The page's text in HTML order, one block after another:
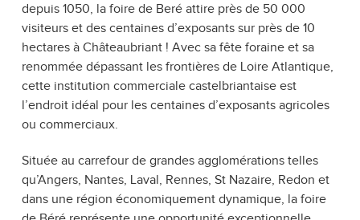
depuis 1050, la foire de Beré attire près de 50 000
visiteurs et des centaines d’exposants sur près de 10
hectares à Châteaubriant ! Avec sa fête foraine et sa
renommée dépassant les frontières de Loire Atlantique,
cette institution commerciale castelbriantaise est
l’endroit idéal pour les centaines d’exposants agricoles
ou commerciaux.
Située au carrefour de grandes agglomérations telles
qu’Angers, Nantes, Laval, Rennes, St Nazaire, Redon et
dans une région économiquement dynamique, la foire